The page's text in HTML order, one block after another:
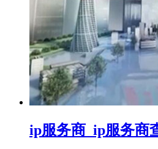
ip服务商_ip服务商